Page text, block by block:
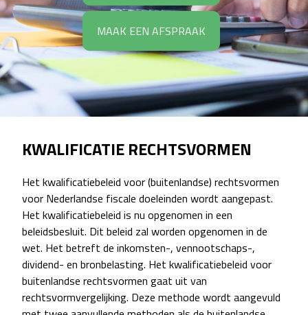
MAAK EEN AFSPRAAK
KWALIFICATIE RECHTSVORMEN
Het kwalificatiebeleid voor (buitenlandse) rechtsvormen
voor Nederlandse fiscale doeleinden wordt aangepast.
Het kwalificatiebeleid is nu opgenomen in een
beleidsbesluit. Dit beleid zal worden opgenomen in de
wet. Het betreft de inkomsten-, vennootschaps-,
dividend- en bronbelasting. Het kwalificatiebeleid voor
buitenlandse rechtsvormen gaat uit van
rechtsvormvergelijking. Deze methode wordt aangevuld